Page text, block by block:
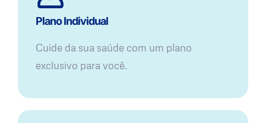
Plano Individual
Cuide da sua saúde com um plano
exclusivo para você.